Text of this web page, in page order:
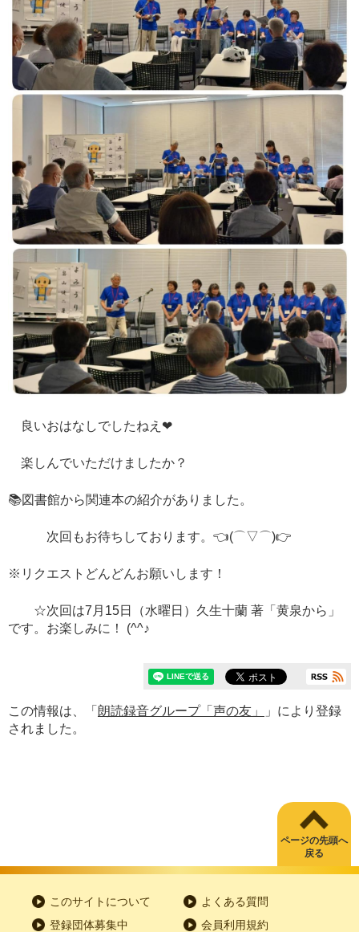
良いおはなしでしたねえ❤
楽しんでいただけましたか？
📚図書館から関連本の紹介がありました。
次回もお待ちしております。👈(⌒▽⌒)👉
※リクエストどんどんお願いします！
☆次回は7月15日（水曜日）久生十蘭 著「黄泉から」
です。お楽しみに！ (^^♪
この情報は、「 朗読録音グループ「声の友」
」により登録
されました。
ページの先頭へ
戻る
このサイトについて
よくある質問
登録団体募集中
会員利用規約